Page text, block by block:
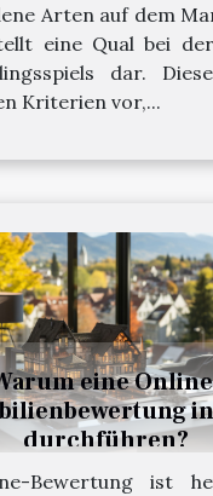
Arten auf dem
eine Qual bei der
dar.
Kriterien vor,...
eine
durchführen?
Bewertung ist